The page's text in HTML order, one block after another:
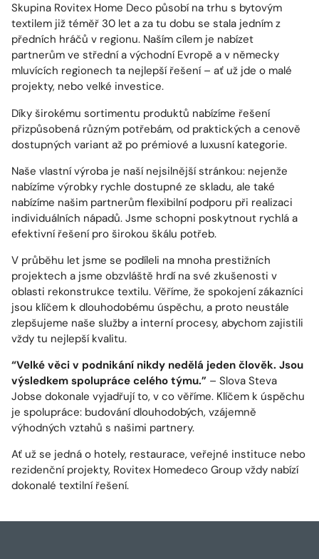
Skupina Rovitex Home Deco působí na trhu s bytovým
textilem již téměř 30 let a za tu dobu se stala jedním z
předních hráčů v regionu. Naším cílem je nabízet
partnerům ve střední a východní Evropě a v německy
mluvících regionech ta nejlepší řešení – ať už jde o malé
projekty, nebo velké investice.
Díky širokému sortimentu produktů nabízíme řešení
přizpůsobená různým potřebám, od praktických a cenově
dostupných variant až po prémiové a luxusní kategorie.
Naše vlastní výroba je naší nejsilnější stránkou: nejenže
nabízíme výrobky rychle dostupné ze skladu, ale také
nabízíme našim partnerům flexibilní podporu při realizaci
individuálních nápadů. Jsme schopni poskytnout rychlá a
efektivní řešení pro širokou škálu potřeb.
V průběhu let jsme se podíleli na mnoha prestižních
projektech a jsme obzvláště hrdí na své zkušenosti v
oblasti rekonstrukce textilu. Věříme, že spokojení zákazníci
jsou klíčem k dlouhodobému úspěchu, a proto neustále
zlepšujeme naše služby a interní procesy, abychom zajistili
vždy tu nejlepší kvalitu.
“Velké věci v podnikání nikdy nedělá jeden člověk. Jsou
výsledkem spolupráce celého týmu.” – Slova Steva
Jobse dokonale vyjadřují to, v co věříme. Klíčem k úspěchu
je spolupráce: budování dlouhodobých, vzájemně
výhodných vztahů s našimi partnery.
Ať už se jedná o hotely, restaurace, veřejné instituce nebo
rezidenční projekty, Rovitex Homedeco Group vždy nabízí
dokonalé textilní řešení.